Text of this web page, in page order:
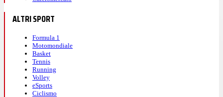
ALTRI SPORT
Formula 1
Motomondiale
Basket
Tennis
Running
Volley
eSports
Ciclismo